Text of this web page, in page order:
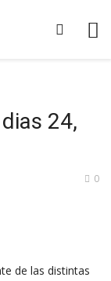
24,
0
de las distintas